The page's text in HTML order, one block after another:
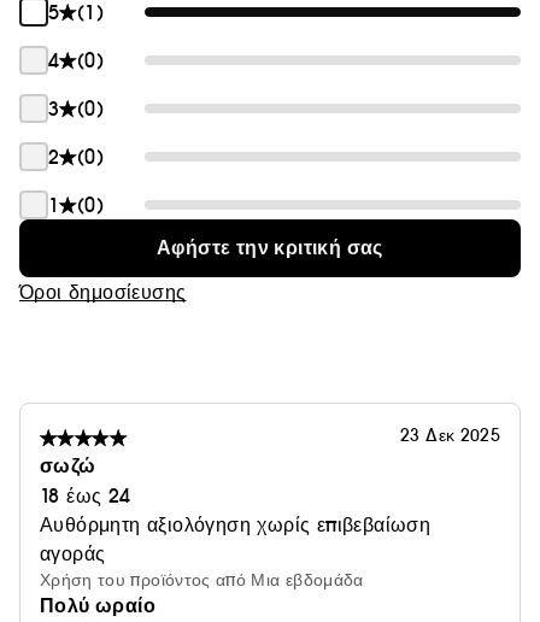
5
(1)
4
(0)
3
(0)
2
(0)
1
(0)
Αφήστε την κριτική σας
Όροι δημοσίευσης
23 Δεκ 2025
σωζώ
18 έως 24
Αυθόρμητη αξιολόγηση χωρίς επιβεβαίωση
αγοράς
Χρήση του προϊόντος από Μια εβδομάδα
Πολύ ωραίο